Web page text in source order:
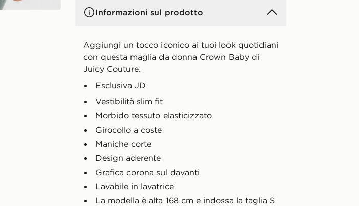
Informazioni sul prodotto
Aggiungi un tocco iconico ai tuoi look quotidiani
con questa maglia da donna Crown Baby di
Juicy Couture.
Esclusiva JD
Vestibilità slim fit
Morbido tessuto elasticizzato
Girocollo a coste
Maniche corte
Design aderente
Grafica corona sul davanti
Lavabile in lavatrice
La modella è alta 168 cm e indossa la taglia S